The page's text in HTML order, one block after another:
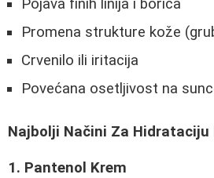
Pojava finih linija i borica
Promena strukture kože
Crvenilo ili iritacija
Povećana osetljivost na
Najbolji Načini Za Hidrataciju
1. Pantenol Krem